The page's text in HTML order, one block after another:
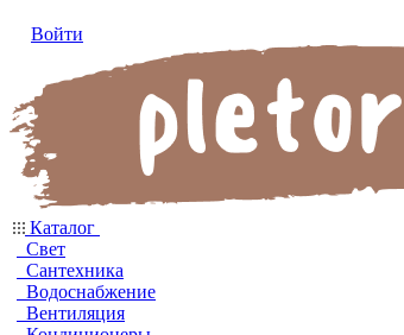
Войти
Каталог
Свет
Сантехника
Водоснабжение
Вентиляция